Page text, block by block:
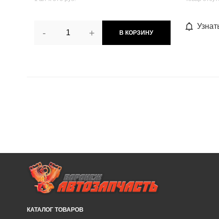
- + В КОРЗИНУ
КАТАЛОГ ТОВАРОВ